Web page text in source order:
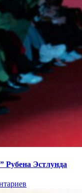
Рубена Эстлунда